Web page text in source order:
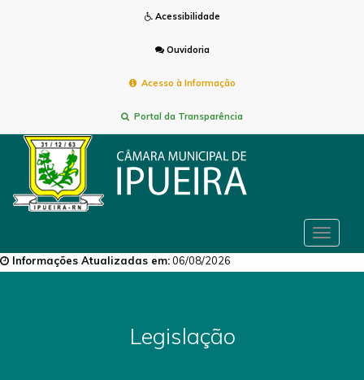
Acessibilidade
Ouvidoria
Acesso à Informação
Portal da Transparência
Toggle
Informações Atualizadas em:06/08/2026
Legislação